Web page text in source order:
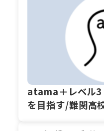
atama＋レベル3
を目指す/難関高